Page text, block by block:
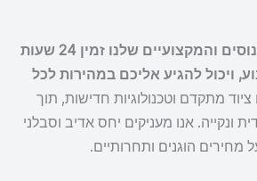
צוות המנעולנים המנוסים והמקצועיים שלנו זמין 24 שעות
בשבוע, ויכול להגיע אליכם במהירות לכל
מתקדם וטכנולוגיות חדישות, תוך
ונקייה. אנו מעניקים יחס אדיב וסבלני
מחירים הוגנים ותחרותיים.